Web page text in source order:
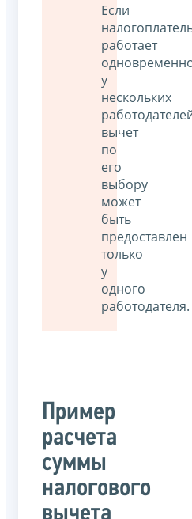
Если
работает
у
нескольких
вычет
по
его
выбору
может
быть
предоставлен
только
у
одного
работодателя.
Пример
расчета
суммы
налогового